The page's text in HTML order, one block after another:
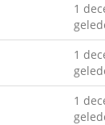
1
1
1